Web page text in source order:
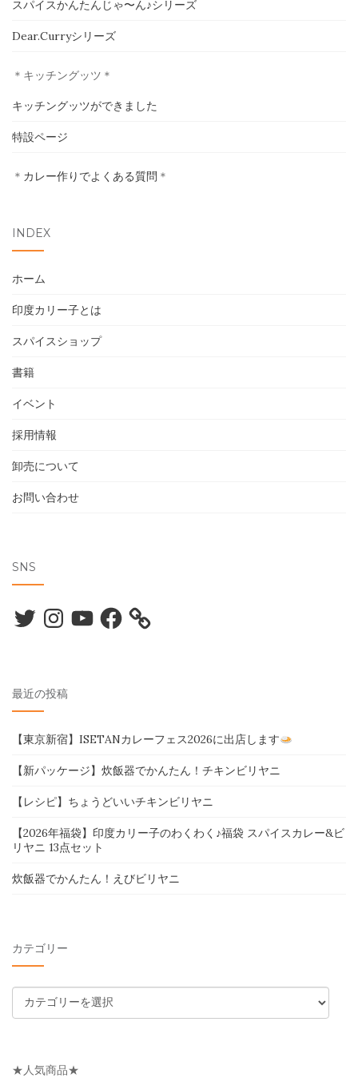
スパイスショップ
イベント
スパイスかんたんじゃ〜ん♪シリーズ
Dear.Curryシリーズ
＊キッチングッツ＊
キッチングッツができました
特設ページ
＊ カレー作りでよくある質問 ＊
INDEX
ホーム
印度カリー子とは
スパイスショップ
書籍
イベント
採用情報
卸売について
お問い合わせ
SNS
TwitterInstagramYouTubeFacebook
最近の投稿
【東京新宿】ISETANカレーフェス2026に出店します
【新パッケージ】炊飯器でかんたん！チキンビリヤニ
【レシピ】ちょうどいいチキンビリヤニ
【2026年福袋】印度カリー子のわくわく♪福袋 スパイスカレー&ビ
リヤニ 13点セット
炊飯器でかんたん！えびビリヤニ
カテゴリー
テ
リ
★人気商品★